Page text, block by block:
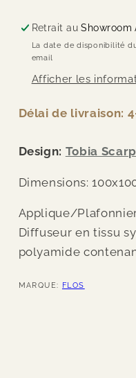
Applique
-
Plafonnier
-
Ariette
-
-
Retrait auShowroom
La date de disponibilité
email
Afficher les
Délai de livraison:
Design: Tobia
Dimensions:
Applique/
Diffuseur en tissu
polyamide
MARQUE: FLOS